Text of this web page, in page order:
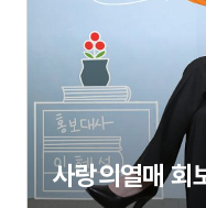
사랑의열매